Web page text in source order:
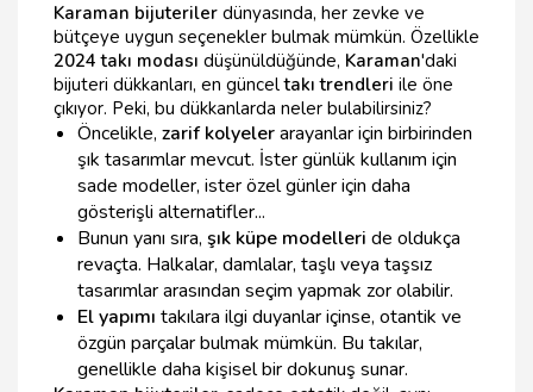
Karaman bijuteriler dünyasında, her zevke ve
bütçeye uygun seçenekler bulmak mümkün. Özellikle
2024 takı modası düşünüldüğünde, Karaman'daki
bijuteri dükkanları, en günceltakı trendleri ile öne
çıkıyor. Peki, bu dükkanlarda neler bulabilirsiniz?
Öncelikle, zarif kolyelerarayanlar için birbirinden
şık tasarımlar mevcut. İster günlük kullanım için
sade modeller, ister özel günler için daha
gösterişli alternatifler...
Bunun yanı sıra, şık küpe modelleri de oldukça
revaçta. Halkalar, damlalar, taşlı veya taşsız
tasarımlar arasından seçim yapmak zor olabilir.
El yapımı takılara ilgi duyanlar içinse, otantik ve
özgün parçalar bulmak mümkün. Bu takılar,
genellikle daha kişisel bir dokunuş sunar.